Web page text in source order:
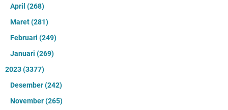
April (268)
Maret(281)
Februari (249)
Januari (269)
2023(3377)
Desember(242)
November(265)